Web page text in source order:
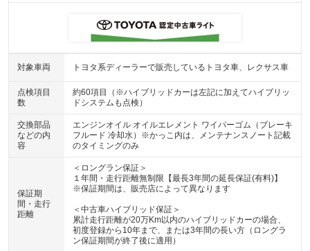
対象車両 トヨタ系ディーラーで販売しているトヨタ車、レクサス車
点検項目
数
約60項目（※ハイブリッドカーは左記に加えてハイブリッ
ドシステムも点検）
交換部品
などの内
容
エンジンオイル オイルエレメント ワイパーゴム（ブレーキ
フルード 冷却水）※かっこ内は、メンテナンスノート記載
のタイミングのみ
保証期
間・走行
距離
＜ロングラン保証＞
１年間・走行距離無制限【最長3年間の延長保証(有料)】
※保証期間は、販売店によって異なります
＜中古車ハイブリッド保証＞
累計走行距離が20万Km以内のハイブリッドカーの場合、
初度登録から10年まで、または3年間の長い方（ロングラ
ン保証期間が終了後に適用）